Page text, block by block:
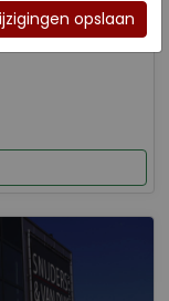
opslaan